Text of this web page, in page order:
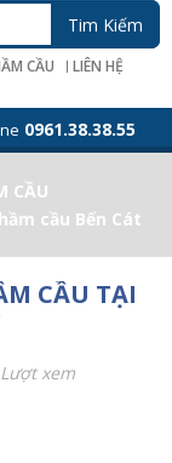
CẦU LIÊN HỆ
0961.38.38.55
CẦU
cầu Bến Cát
CẦU TẠI
xem